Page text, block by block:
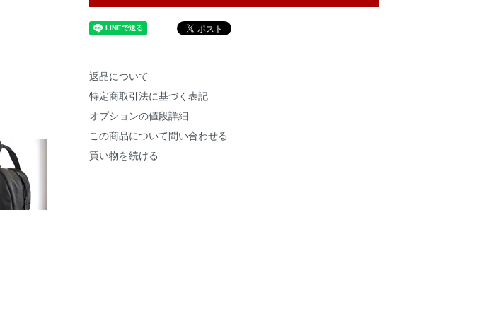
返品について
特定商取引法に基づく表記
オプションの値段詳細
この商品について問い合わせる
買い物を続ける